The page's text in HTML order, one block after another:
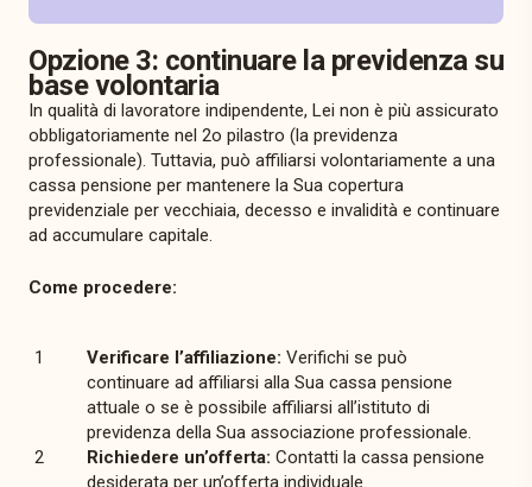
Opzione 3: continuare la previdenza su
base volontaria
In qualità di lavoratore indipendente, Lei non è più assicurato
obbligatoriamente nel 2o pilastro (la previdenza
professionale). Tuttavia, può affiliarsi volontariamente a una
cassa pensione per mantenere la Sua copertura
previdenziale per vecchiaia, decesso e invalidità e continuare
ad accumulare capitale.
Come procedere:
Verificare l’affiliazione: Verifichi se può
continuare ad affiliarsi alla Sua cassa pensione
attuale o se è possibile affiliarsi all’istituto di
previdenza della Sua associazione professionale.
Richiedere un’offerta: Contatti la cassa pensione
desiderata per un’offerta individuale.